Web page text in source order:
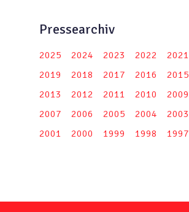
Pressearchiv
2025 2024 2023 2022 2021
2019
2018 2017 2016 2015
2013
2012 2011 2010 2009
2007
2006 2005 2004 2003
2001
2000 1999 1998 1997